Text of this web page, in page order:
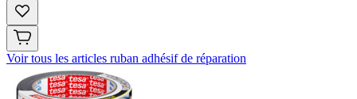
Voir tous les articles ruban adhésif de réparation